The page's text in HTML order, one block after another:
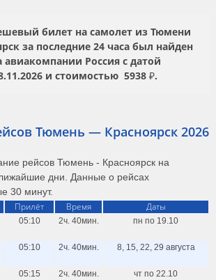
билет на самолет из Тюмени
за последние 24 часа был найден
авиакомпании Россия с датой
и стоимостью 5938 ₽.
Тюмень — Красноярск 2026
рейсов Тюмень - Красноярск на
дни. Данные о рейсах
30 минут.
Прилёт Время Даты
05:10 2ч. 40мин. пн по 19.10
05:10 2ч. 40мин. 8, 15, 22, 29 августа
05:15 2ч. 40мин. чт по 22.10